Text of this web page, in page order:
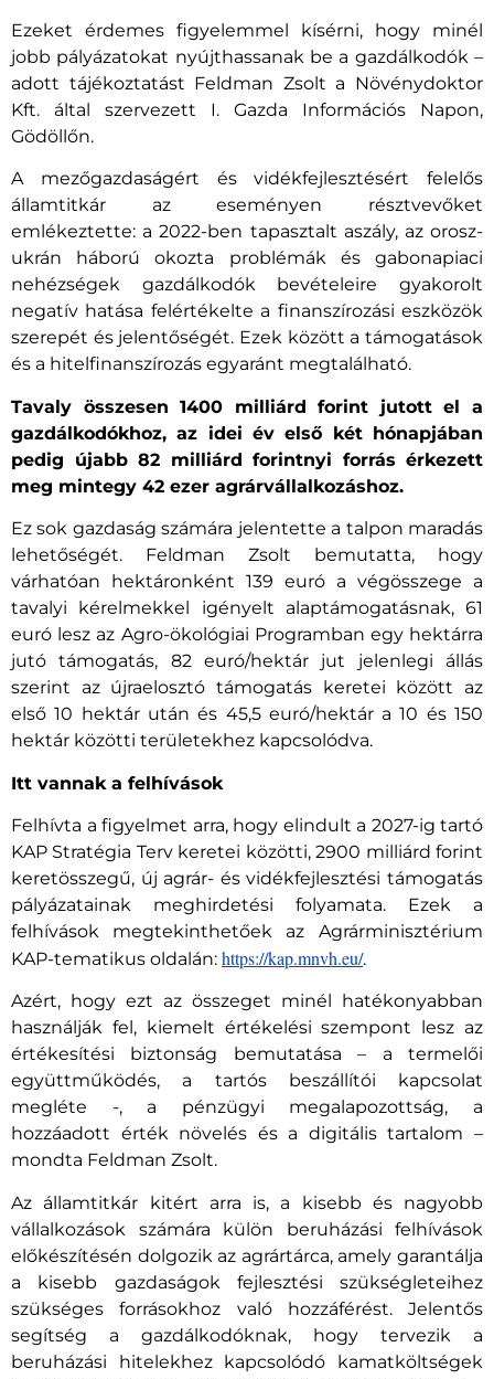
Ezeket érdemes figyelemmel kísérni, hogy minél
jobb pályázatokat nyújthassanak be a gazdálkodók –
adott tájékoztatást Feldman Zsolt a Növénydoktor
Kft. által szervezett I. Gazda Információs Napon,
Gödöllőn.
A mezőgazdaságért és vidékfejlesztésért felelős
államtitkár az eseményen résztvevőket
emlékeztette: a 2022-ben tapasztalt aszály, az orosz-
ukrán háború okozta problémák és gabonapiaci
nehézségek gazdálkodók bevételeire gyakorolt
negatív hatása felértékelte a finanszírozási eszközök
szerepét és jelentőségét. Ezek között a támogatások
és a hitelfinanszírozás egyaránt megtalálható.
Tavaly összesen 1400 milliárd forint jutott el a
gazdálkodókhoz, az idei év első két hónapjában
pedig újabb 82 milliárd forintnyi forrás érkezett
meg mintegy 42 ezer agrárvállalkozáshoz.
Ez sok gazdaság számára jelentette a talpon maradás
lehetőségét. Feldman Zsolt bemutatta, hogy
várhatóan hektáronként 139 euró a végösszege a
tavalyi kérelmekkel igényelt alaptámogatásnak, 61
euró lesz az Agro-ökológiai Programban egy hektárra
jutó támogatás, 82 euró/hektár jut jelenlegi állás
szerint az újraelosztó támogatás keretei között az
első 10 hektár után és 45,5 euró/hektár a 10 és 150
hektár közötti területekhez kapcsolódva.
Itt vannak a felhívások
Felhívta a figyelmet arra, hogy elindult a 2027-ig tartó
KAP Stratégia Terv keretei közötti, 2900 milliárd forint
keretösszegű, új agrár- és vidékfejlesztési támogatás
pályázatainak meghirdetési folyamata. Ezek a
felhívások megtekinthetőek az
Agrárminisztérium
KAP-tematikus oldalán: https://kap.mnvh.eu/.
Azért, hogy ezt az összeget minél hatékonyabban
használják fel, kiemelt értékelési szempont lesz az
értékesítési biztonság bemutatása – a termelői
együttműködés, a tartós beszállítói kapcsolat
megléte -, a pénzügyi megalapozottság, a
hozzáadott érték növelés és a digitális tartalom –
mondta Feldman Zsolt.
Az államtitkár kitért arra is, a kisebb és nagyobb
vállalkozások számára külön beruházási felhívások
előkészítésén dolgozik az agrártárca, amely garantálja
a kisebb gazdaságok fejlesztési szükségleteihez
szükséges forrásokhoz való hozzáférést. Jelentős
segítség a gazdálkodóknak, hogy tervezik a
beruházási hitelekhez kapcsolódó kamatköltségek